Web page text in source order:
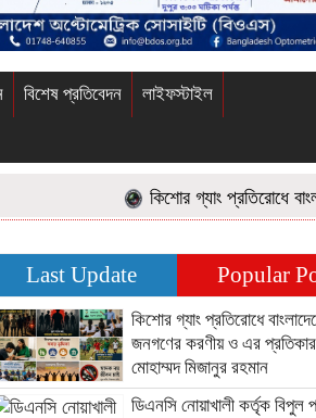
বিশেষ প্রতিবেদন লাইফস্টাইল
কিশোর গ্যাং প্রতিরোধে
Last Update Popular
কিশোর গ্যাং প্রতিরোধে
জনগণের করণীয় ও এর
মোহাম্মদ মিজানুর রহমান
ডিএনসি নোয়াখালী কর্তৃক বিপুল